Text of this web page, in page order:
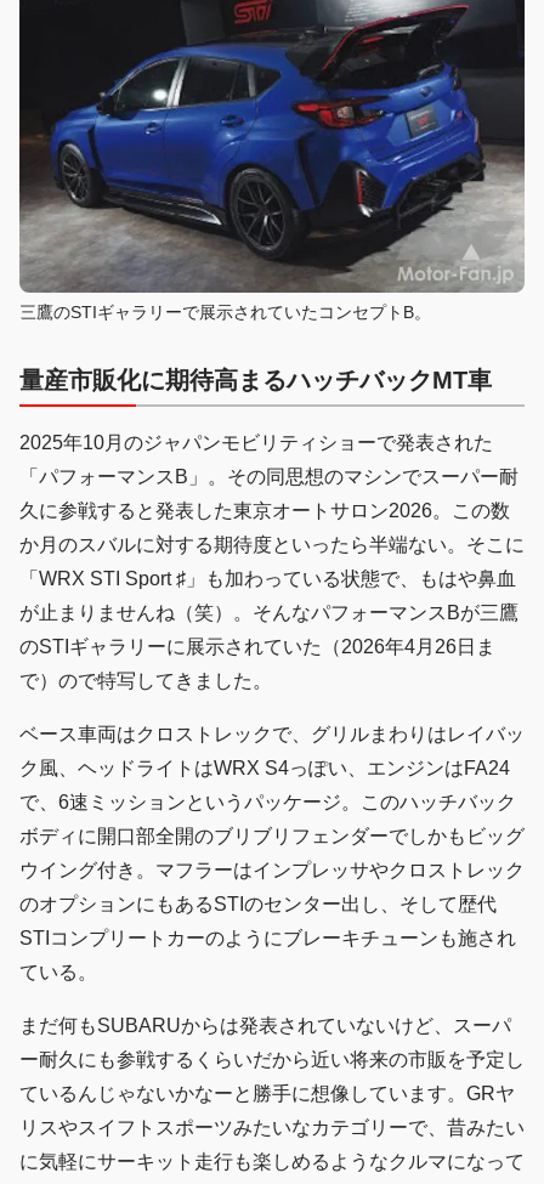
三鷹のSTIギャラリーで展示されていたコンセプトB。
量産市販化に期待高まるハッチバックMT車
2025年10月のジャパンモビリティショーで発表された
「パフォーマンスB」。その同思想のマシンでスーパー耐
久に参戦すると発表した東京オートサロン2026。この数
か月のスバルに対する期待度といったら半端ない。そこに
「WRX STI Sport ♯」も加わっている状態で、もはや鼻血
が止まりませんね（笑）。そんなパフォーマンスBが三鷹
のSTIギャラリーに展示されていた（2026年4月26日ま
で）ので特写してきました。
ベース車両はクロストレックで、グリルまわりはレイバッ
ク風、ヘッドライトはWRX S4っぽい、エンジンはFA24
で、6速ミッションというパッケージ。このハッチバック
ボディに開口部全開のブリブリフェンダーでしかもビッグ
ウイング付き。マフラーはインプレッサやクロストレック
のオプションにもあるSTIのセンター出し、そして歴代
STIコンプリートカーのようにブレーキチューンも施され
ている。
まだ何もSUBARUからは発表されていないけど、スーパ
ー耐久にも参戦するくらいだから近い将来の市販を予定し
ているんじゃないかなーと勝手に想像しています。GRヤ
リスやスイフトスポーツみたいなカテゴリーで、昔みたい
に気軽にサーキット走行も楽しめるようなクルマになって